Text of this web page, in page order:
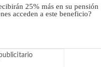
25% más en su pensión
acceden a este beneficio?